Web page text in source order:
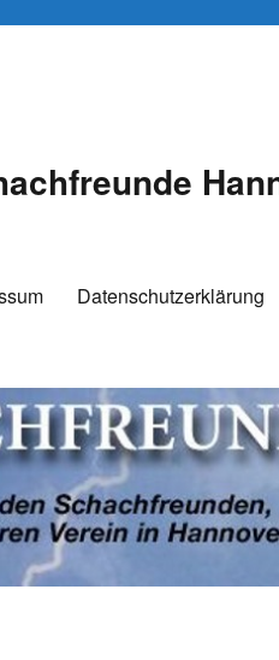
Datenschutzerklärung